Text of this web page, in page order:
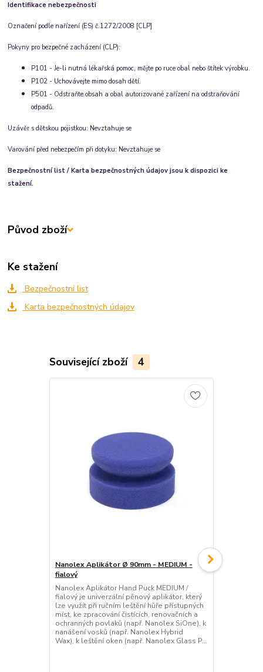
Identifikace nebezpečnosti
Označení podle nařízení (ES) č.1272/2008 [CLP]
Pokyny pro bezpečné zacházení (CLP):
P101 - Je-li nutná lékařská pomoc, mějte po ruce obal nebo štítek výrobku.
P102 - Uchovávejte mimo dosah dětí.
P501 - Odstraňte obsah a obal autorizované zařízení na odstraňování
odpadů.
Uzávěr s dětskou pojistkou: Nevztahuje se
Varování před nebezpečím při dotyku: Nevztahuje se
Bezpečnostní list / Karta bezpečnostných údajov jsou k dispozici ke
stažení.
Původ zboží
Ke stažení
Bezpečnostní list
Karta bezpečnostných údajov
Související zboží 4
Nanolex Aplikátor Ø 90mm - MEDIUM -
fialový
Nanolex Aplikátor Hand Puck MEDIUM /
fialový je univerzální pěnový aplikátor, který
lze využít při ručním leštění hůře přístupných
míst, ke zpracování čistících, renovačních a
ochranných povlaků (např. Nanolex SiOne), k
nanášení vosků (např. Nanolex Hybrid
Wax), k leštění oken (např. Nanolex Glass P...
Nanolex